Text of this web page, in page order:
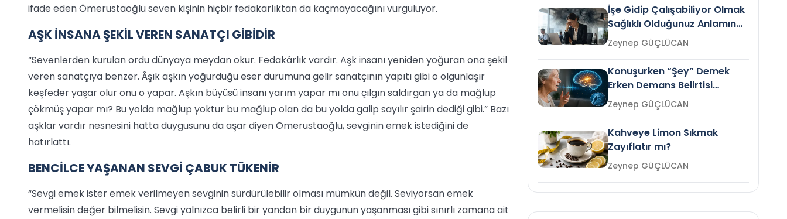
ifade eden Ömerustaoğlu seven kişinin hiçbir fedakarlıktan da kaçmayacağını vurguluyor.
AŞK İNSANA ŞEKİL VEREN SANATÇI GİBİDİR
“Sevenlerden kurulan ordu dünyaya meydan okur. Fedakârlık vardır. Aşk insanı yeniden yoğuran ona şekil
veren sanatçıya benzer. Âşık aşkın yoğurduğu eser durumuna gelir sanatçının yapıtı gibi o olgunlaşır
keşfeder yaşar olur onu o yapar. Aşkın büyüsü insanı yarım yapar mı onu çılgın saldırgan ya da mağlup
çökmüş yapar mı? Bu yolda mağlup yoktur bu mağlup olan da bu yolda galip sayılır şairin dediği gibi.” Bazı
aşklar vardır nesnesini hatta duygusunu da aşar diyen Ömerustaoğlu, sevginin emek istediğini de
hatırlattı.
BENCİLCE YAŞANAN SEVGİ ÇABUK TÜKENİR
“Sevgi emek ister emek verilmeyen sevginin sürdürülebilir olması mümkün değil. Seviyorsan emek
vermelisin değer bilmelisin. Sevgi yalnızca belirli bir yandan bir duygunun yaşanması gibi sınırlı zamana ait
İşe Gidip Çalışabiliyor Olmak
Sağlıklı Olduğunuz Anlamına
Gelir mi?Zeynep GÜÇLÜCAN
Konuşurken “Şey” Demek
Erken Demans Belirtisi
Olabilir mi?Zeynep GÜÇLÜCAN
Kahveye Limon Sıkmak
Zayıflatır mı?
Zeynep GÜÇLÜCAN